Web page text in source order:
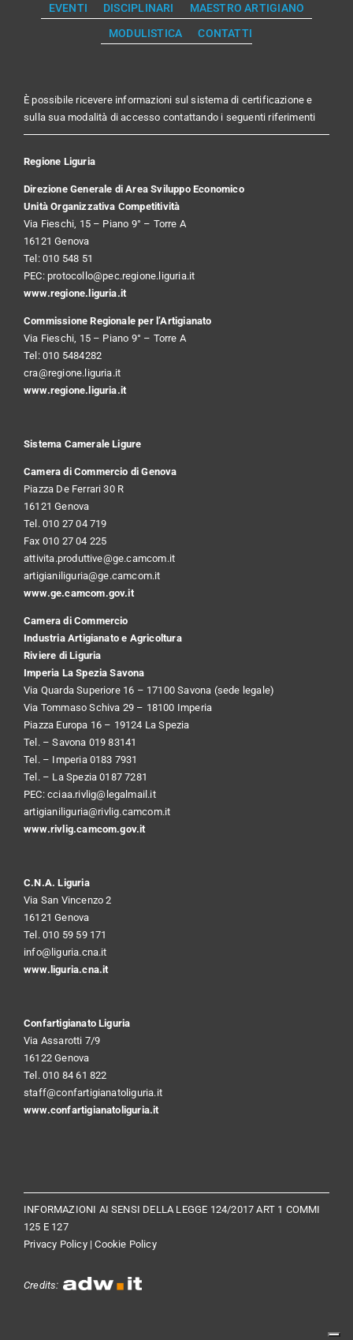
EVENTI
DISCIPLINARI
MAESTRO ARTIGIANO
MODULISTICA
CONTATTI
È possibile ricevere informazioni sul sistema di certificazione e
sulla sua modalità di accesso contattando i seguenti riferimenti
Regione Liguria
Direzione Generale di Area Sviluppo Economico
Unità Organizzativa Competitività
Via Fieschi, 15 – Piano 9° – Torre A
16121 Genova
Tel: 010 548 51
PEC: protocollo@pec.regione.liguria.it
www.regione.liguria.it
Commissione Regionale per l’Artigianato
Via Fieschi, 15 – Piano 9° – Torre A
Tel: 010 5484282
cra@regione.liguria.it
www.regione.liguria.it
Sistema Camerale Ligure
Camera di Commercio di Genova
Piazza De Ferrari 30 R
16121 Genova
Tel. 010 27 04 719
Fax 010 27 04 225
attivita.produttive@ge.camcom.it
artigianiliguria@ge.camcom.it
www.ge.camcom.gov.it
Camera di Commercio
Industria Artigianato e Agricoltura
Riviere di Liguria
Imperia La Spezia Savona
Via Quarda Superiore 16 – 17100 Savona (sede legale)
Via Tommaso Schiva 29 – 18100 Imperia
Piazza Europa 16 – 19124 La Spezia
Tel. – Savona 019 83141
Tel. – Imperia 0183 7931
Tel. – La Spezia 0187 7281
PEC: cciaa.rivlig@legalmail.it
artigianiliguria@rivlig.camcom.it
www.rivlig.camcom.gov.it
C.N.A. Liguria
Via San Vincenzo 2
16121 Genova
Tel. 010 59 59 171
info@liguria.cna.it
www.liguria.cna.it
Confartigianato Liguria
Via Assarotti 7/9
16122 Genova
Tel. 010 84 61 822
staff@confartigianatoliguria.it
www.confartigianatoliguria.it
INFORMAZIONI AI SENSI DELLA LEGGE 124/2017 ART 1 COMMI
125 E 127
Privacy Policy|Cookie Policy
Credits: